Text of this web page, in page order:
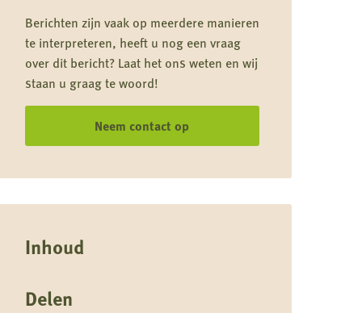
Berichten zijn vaak op meerdere manieren
te interpreteren, heeft u nog een vraag
over dit bericht? Laat het ons weten en wij
staan u graag te woord!
Neem contact op
Inhoud
Delen